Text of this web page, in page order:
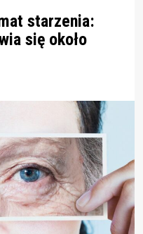
starzenia:
się około